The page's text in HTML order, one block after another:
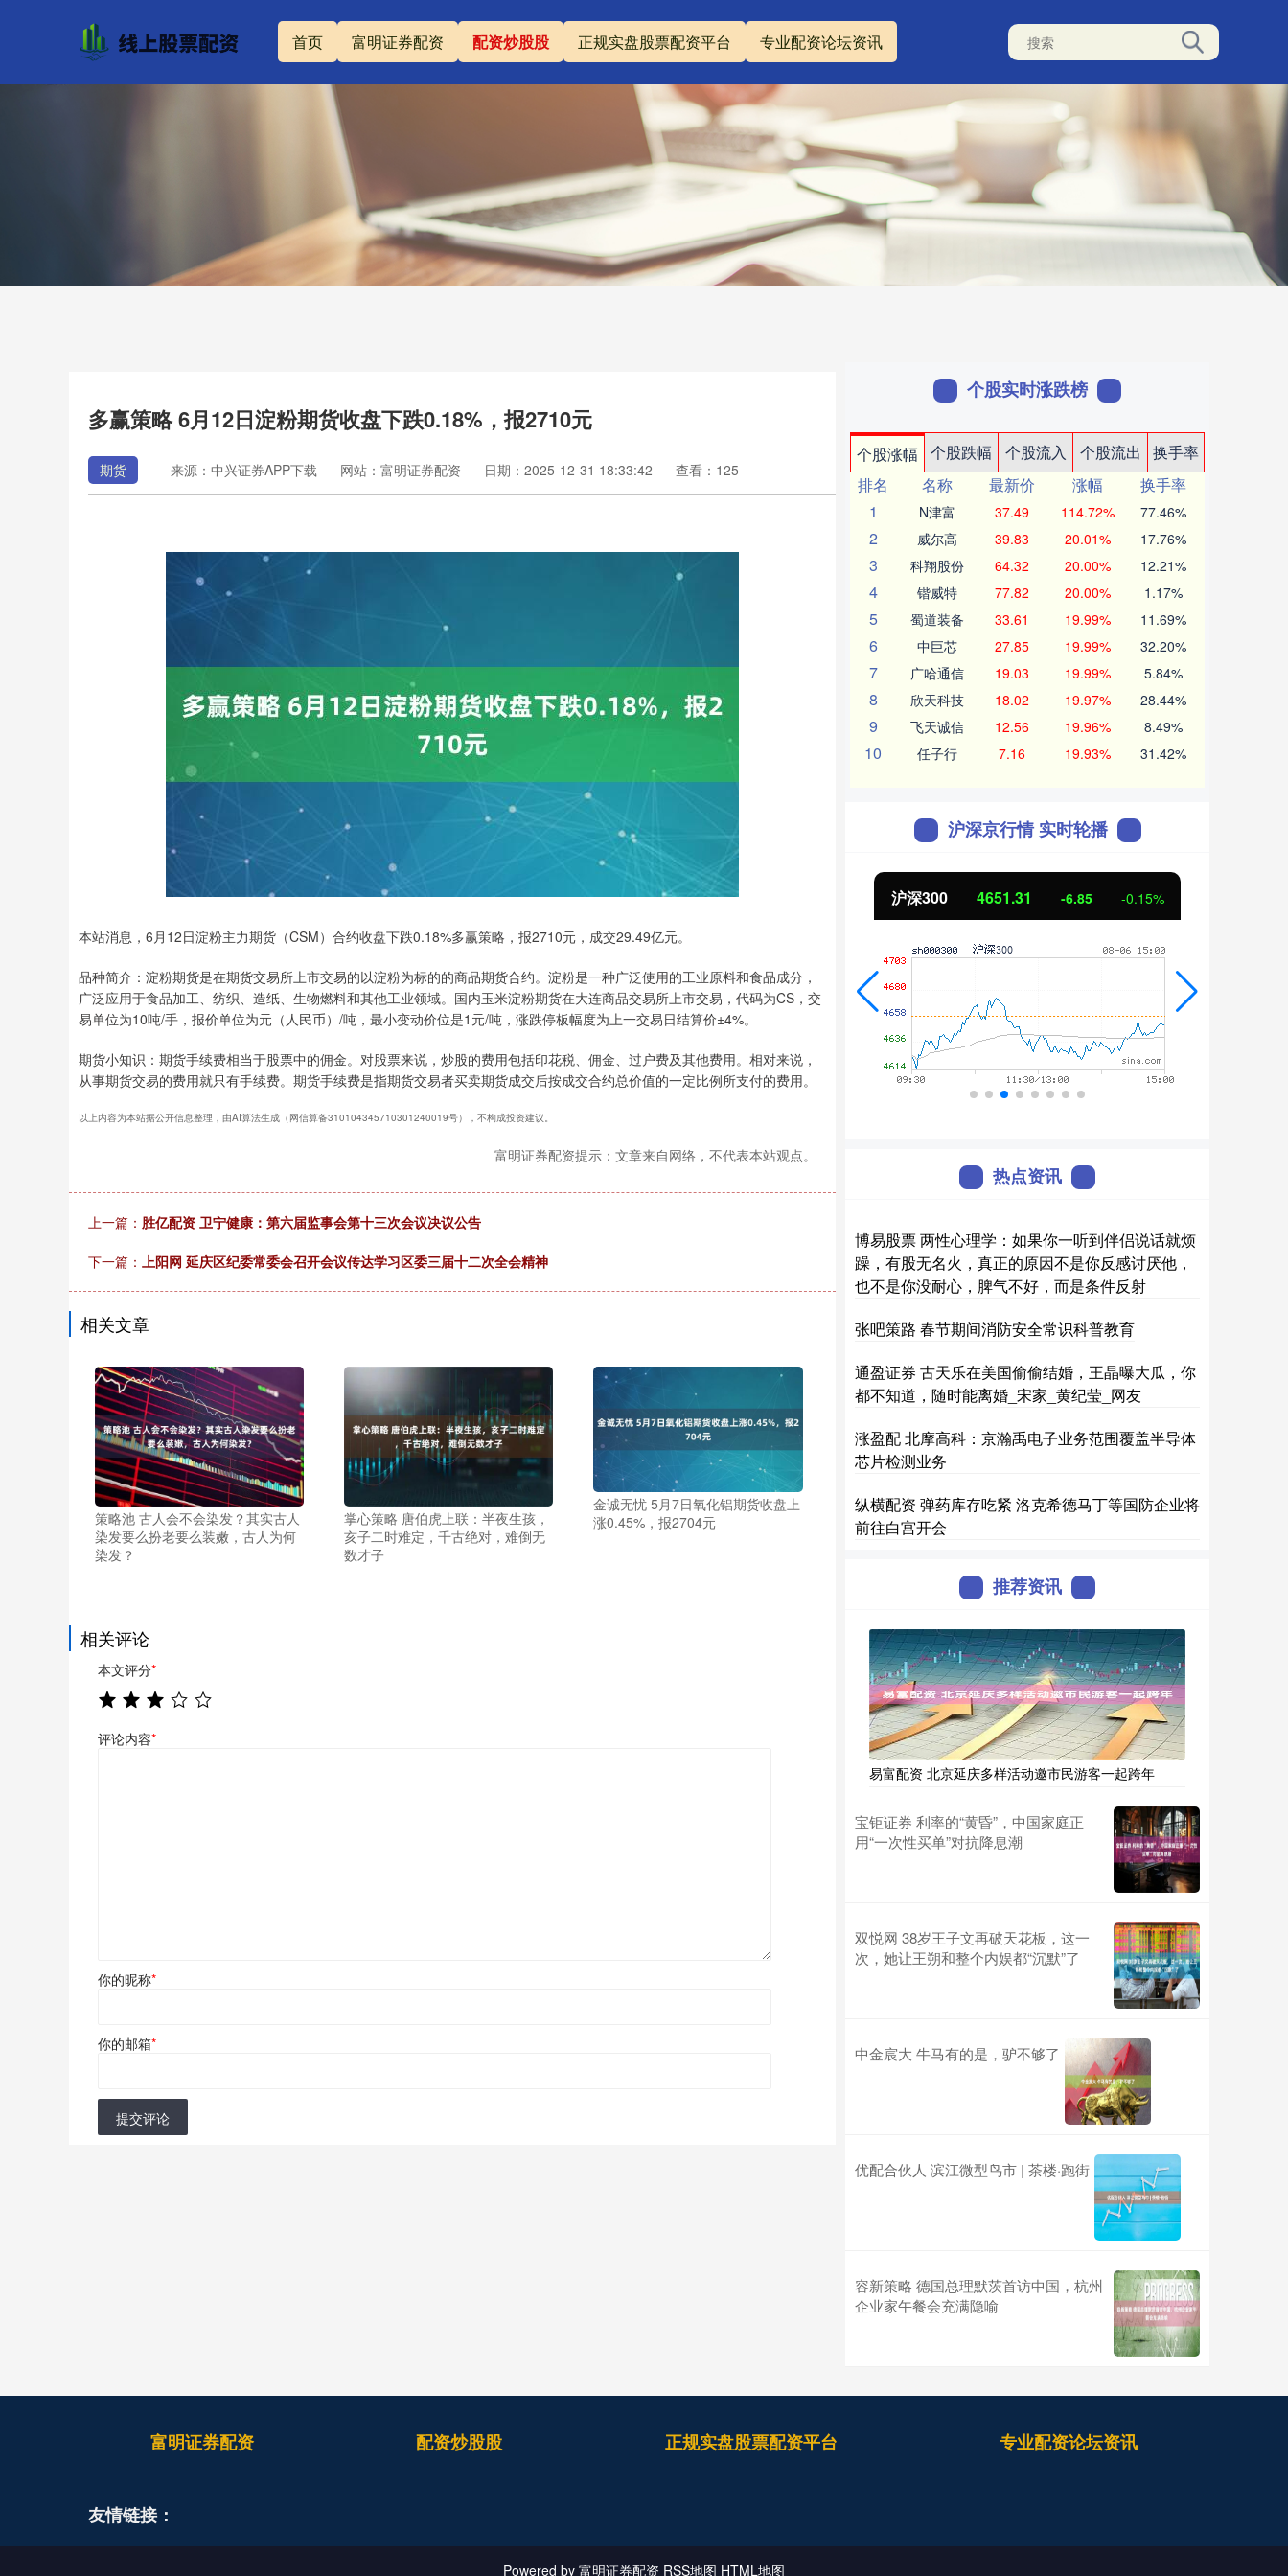
首页 富明证券配资 配资炒股股 正规实盘股票配资平台 专业配资论坛资讯
多赢策略 6月12日淀粉期货收盘下跌0.18%，报2710元
期货 来源：中兴证券APP下载 网站：富明证券配资 日期：2025-12-31 18:33:42 查看：125
本站消息，6月12日淀粉主力期货（CSM）合约收盘下跌0.18%多赢策略，报2710元，成交29.49亿元。
品种简介：淀粉期货是在期货交易所上市交易的以淀粉为标的的商品期货合约。淀粉是一种广泛使用的工业原料和食品成分，
广泛应用于食品加工、纺织、造纸、生物燃料和其他工业领域。国内玉米淀粉期货在大连商品交易所上市交易，代码为CS，交
易单位为10吨/手，报价单位为元（人民币）/吨，最小变动价位是1元/吨，涨跌停板幅度为上一交易日结算价±4%。
期货小知识：期货手续费相当于股票中的佣金。对股票来说，炒股的费用包括印花税、佣金、过户费及其他费用。相对来说，
从事期货交易的费用就只有手续费。期货手续费是指期货交易者买卖期货成交后按成交合约总价值的一定比例所支付的费用。
以上内容为本站据公开信息整理，由AI算法生成（网信算备310104345710301240019号），不构成投资建议。
富明证券配资提示：文章来自网络，不代表本站观点。
上一篇： 胜亿配资 卫宁健康：第六届监事会第十三次会议决议公告
下一篇： 上阳网 延庆区纪委常委会召开会议传达学习区委三届十二次全会精神
相关文章
策略池 古人会不会染发？其实古人
染发要么扮老要么装嫩，古人为何
染发？
掌心策略 唐伯虎上联：半夜生孩，
亥子二时难定，千古绝对，难倒无
数才子
金诚无忧 5月7日氧化铝期货收盘上
涨0.45%，报2704元
相关评论
本文评分*
评论内容*
你的昵称*
你的邮箱*
提交评论
个股实时涨跌榜
个股涨幅 个股跌幅 个股流入 个股流出
换手率
排名
名称 最新价 涨幅
换手率
1
N津富 37.49 114.72% 77.46%
2 威尔高 39.83 20.01% 17.76%
3 科翔股份 64.32 20.00% 12.21%
4 锴威特 77.82 20.00% 1.17%
5 蜀道装备 33.61 19.99% 11.69%
6 中巨芯 27.85 19.99% 32.20%
7 广哈通信 19.03 19.99% 5.84%
8 欣天科技 18.02 19.97% 28.44%
9 飞天诚信 12.56 19.96% 8.49%
10 任子行 7.16 19.93% 31.42%
沪深京行情 实时轮播
上证指数 3900.35 21.92 0.57% 深证成指 14110.12 -34.08 沪深300 4651.31 -6.85 -0.15%
热点资讯
博易股票 两性心理学：如果你一听到伴侣说话就烦
躁，有股无名火，真正的原因不是你反感讨厌他，
也不是你没耐心，脾气不好，而是条件反射
张吧策路 春节期间消防安全常识科普教育
通盈证券 古天乐在美国偷偷结婚，王晶曝大瓜，你
都不知道，随时能离婚_宋家_黄纪莹_网友
涨盈配 北摩高科：京瀚禹电子业务范围覆盖半导体
芯片检测业务
纵横配资 弹药库存吃紧 洛克希德马丁等国防企业将
前往白宫开会
推荐资讯
易富配资 北京延庆多样活动邀市民游客一起跨年
宝钜证券 利率的“黄昏”，中国家庭正
用“一次性买单”对抗降息潮
双悦网 38岁王子文再破天花板，这一
次，她让王朔和整个内娱都“沉默”了
中金宸大 牛马有的是，驴不够了
优配合伙人 滨江微型鸟市 | 茶楼·跑街
容新策略 德国总理默茨首访中国，杭州
企业家午餐会充满隐喻
富明证券配资 配资炒股股 正规实盘股票配资平台 专业配资论坛资讯
友情链接：
Powered by 富明证券配资 RSS地图 HTML地图